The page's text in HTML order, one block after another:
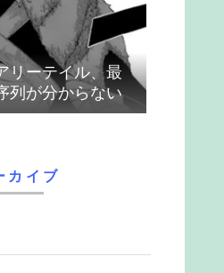
リーテイル、最
列が分からない
カイブ